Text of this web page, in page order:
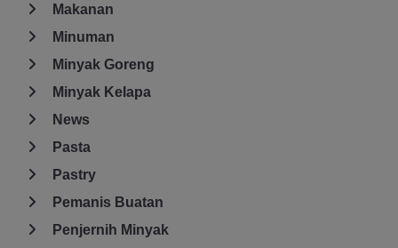
Makanan
Minuman
Minyak Goreng
Minyak Kelapa
News
Pasta
Pastry
Pemanis Buatan
Penjernih Minyak